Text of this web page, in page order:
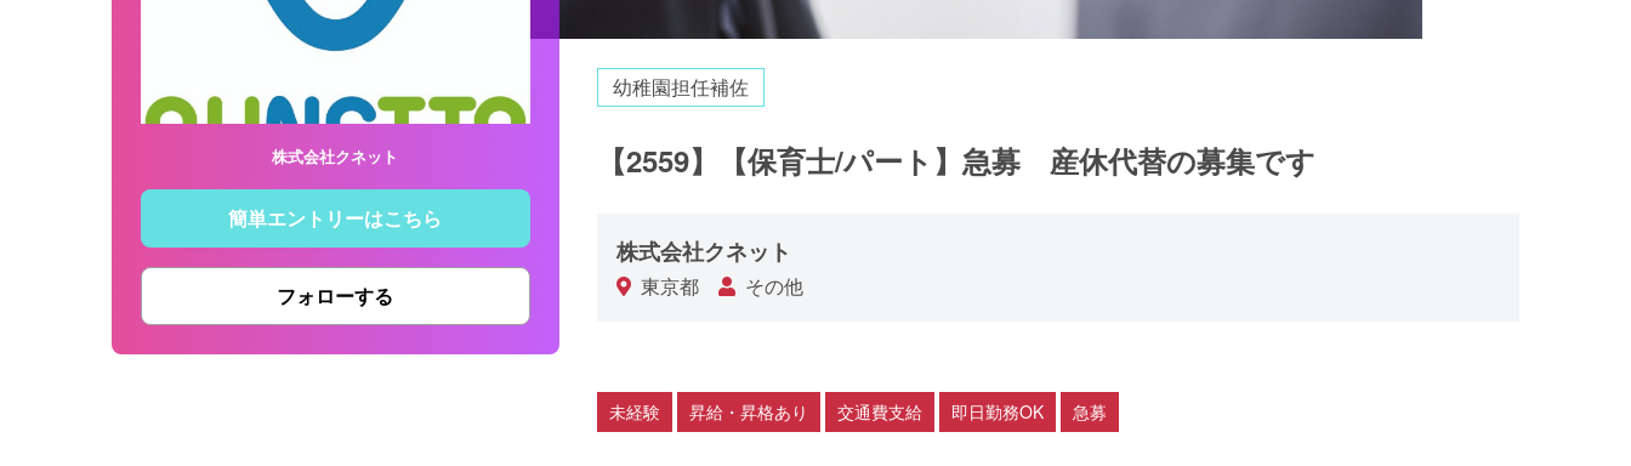
株式会社クネット
簡単エントリーはこちら
フォローする
幼稚園担任補佐
【2559】【保育士/パート】急募 産休代替の募集です
株式会社クネット
東京都 その他
未経験 昇給・昇格あり 交通費支給 即日勤務OK 急募